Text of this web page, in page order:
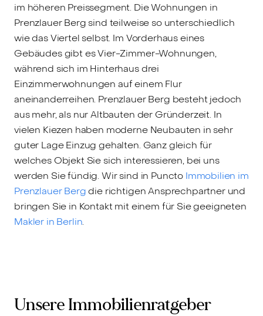
im höheren Preissegment. Die Wohnungen in
Prenzlauer Berg sind teilweise so unterschiedlich
wie das Viertel selbst. Im Vorderhaus eines
Gebäudes gibt es Vier-Zimmer-Wohnungen,
während sich im Hinterhaus drei
Einzimmerwohnungen auf einem Flur
aneinanderreihen. Prenzlauer Berg besteht jedoch
aus mehr, als nur Altbauten der Gründerzeit. In
vielen Kiezen haben moderne Neubauten in sehr
guter Lage Einzug gehalten. Ganz gleich für
welches Objekt Sie sich interessieren, bei uns
werden Sie fündig. Wir sind in Puncto Immobilien im
Prenzlauer Bergdie richtigen Ansprechpartner und
bringen Sie in Kontakt mit einem für Sie geeigneten
Makler in Berlin.
Unsere Immobilienratgeber